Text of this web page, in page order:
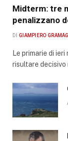
Midterm: tre
penalizzano
DI GIAMPIERO
Le primarie di
risultare